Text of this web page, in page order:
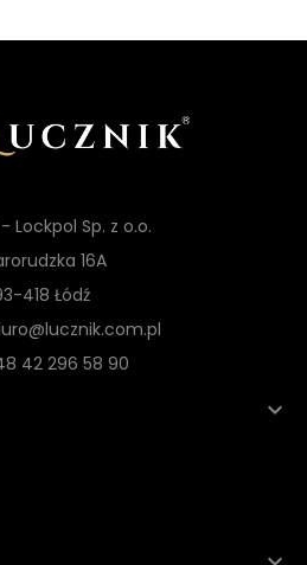
- Lockpol Sp. z o.o.
16A
418 Łódź
42 296 58 90